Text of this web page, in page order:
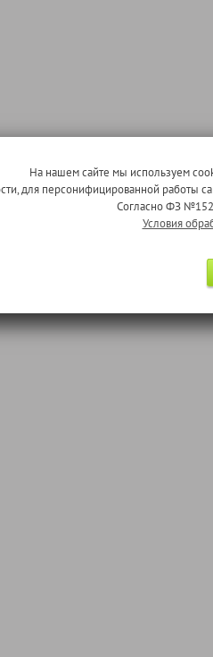
На нашем сайте мы используем
для персонифицированной работы
Согласно ФЗ
Условия